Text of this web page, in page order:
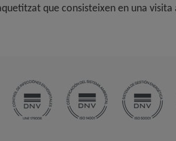
que consisteixen en una